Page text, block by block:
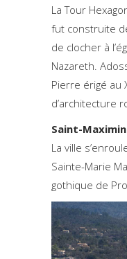
La Tour
fut construite
de clocher à
Nazareth.
Pierre érigé au
d’architecture
Saint-
La ville
Sainte-Marie
gothique de